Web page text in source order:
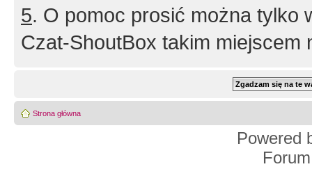
5. O pomoc prosić można tylko
Czat-ShoutBox takim miejscem
Strona główna
Powered